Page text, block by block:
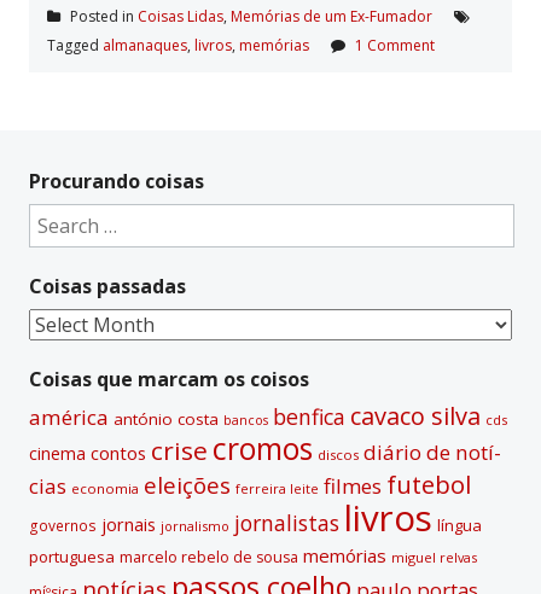
Posted in Coisas Lidas, Memórias de um Ex-Fumador
Tagged almanaques, livros, memórias 1 Comment
Procurando coisas
Search
for:
Coisas passadas
Coisas
Coisas que marcam os coisos
américa antónio costa bancos benfica cavaco silva cds
cinema contos crise cromos discos diário de notí­
cias economia eleições ferreira leite filmes futebol
governos jornais jornalismo jornalistas livros lí­ngua
portuguesa marcelo rebelo de sousa memórias miguel relvas